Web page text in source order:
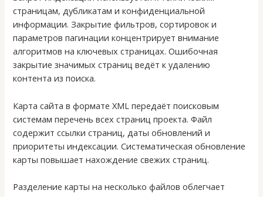
страницам, дубликатам и конфиденциальной
информации. Закрытие фильтров, сортировок и
параметров пагинации концентрирует внимание
алгоритмов на ключевых страницах. Ошибочная
закрытие значимых страниц ведёт к удалению
контента из поиска.
Карта сайта в формате XML передаёт поисковым
системам перечень всех страниц проекта. Файл
содержит ссылки страниц, даты обновлений и
приоритеты индексации. Систематическая обновление
карты повышает нахождение свежих страниц.
Разделение карты на несколько файлов облегчает